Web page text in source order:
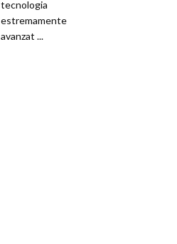
tecnologia
estremamente
avanzat ...